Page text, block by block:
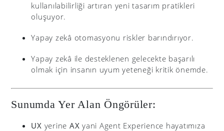
kullanılabilirliği artıran yeni tasarım pratikleri
oluşuyor.
Yapay zekâ otomasyonu riskler barındırıyor.
Yapay zekâ ile desteklenen gelecekte başarılı
olmak için insanın uyum yeteneği kritik önemde.
Sunumda Yer Alan Öngörüler:
UX yerine AX yani Agent Experience hayatımıza